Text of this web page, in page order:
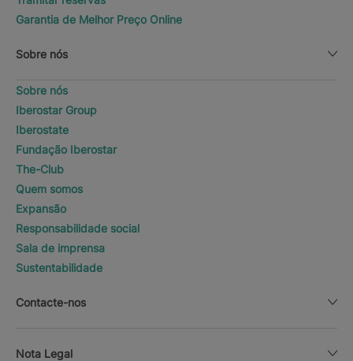
Garantia de Melhor Preço Online
Sobre nós
Sobre nós
Iberostar Group
Iberostate
Fundação Iberostar
The-Club
Quem somos
Expansão
Responsabilidade social
Sala de imprensa
Sustentabilidade
Contacte-nos
Nota Legal